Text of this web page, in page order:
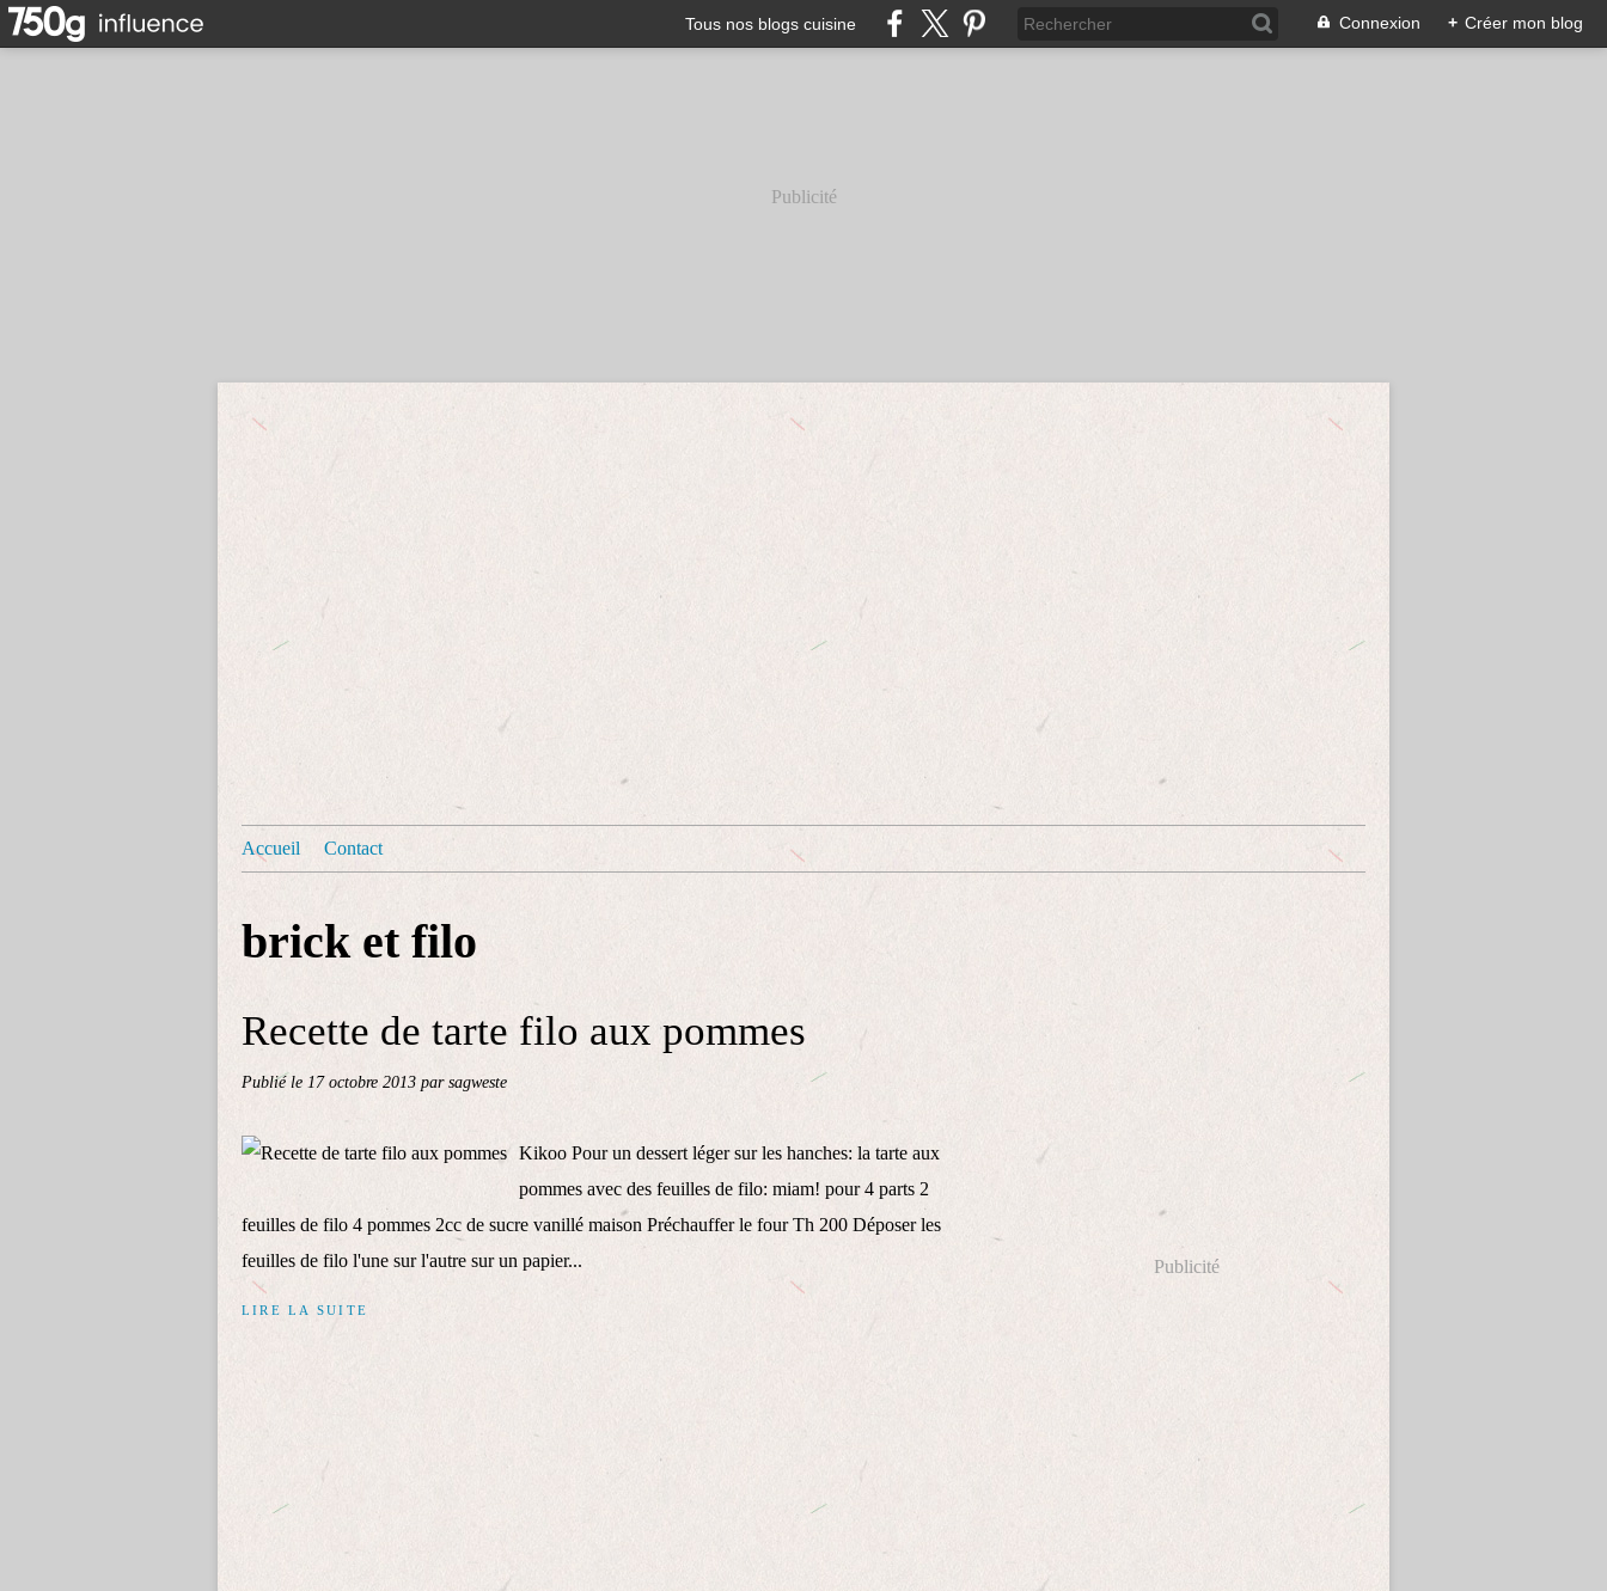
Tous nos blogs cuisine Connexion + Créer mon blog
Publicité
Accueil Contact
brick et filo
Recette de tarte filo aux pommes
Publié le 17 octobre 2013 par sagweste
Kikoo Pour un dessert léger sur les hanches: la tarte aux
pommes avec des feuilles de filo: miam! pour 4 parts 2
feuilles de filo 4 pommes 2cc de sucre vanillé maison Préchauffer le four Th 200 Déposer les
feuilles de filo l'une sur l'autre sur un papier...
LIRE LA SUITE
Publicité